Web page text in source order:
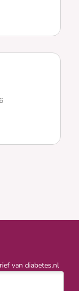
van diabetes.nl